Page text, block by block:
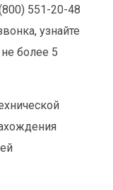
551-20-48
узнайте
более 5